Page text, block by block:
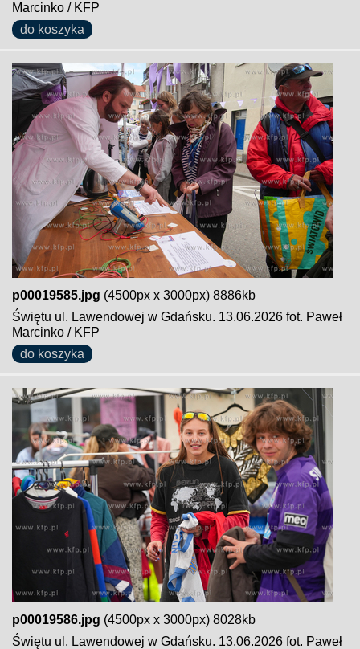
Marcinko / KFP
do koszyka
p00019585.jpg (4500px x 3000px) 8886kb
Świętu ul. Lawendowej w Gdańsku. 13.06.2026 fot. Paweł
Marcinko / KFP
do koszyka
p00019586.jpg (4500px x 3000px) 8028kb
Świętu ul. Lawendowej w Gdańsku. 13.06.2026 fot. Paweł